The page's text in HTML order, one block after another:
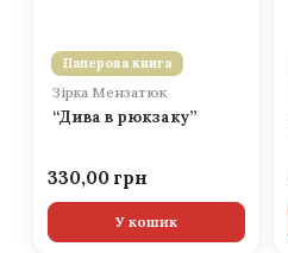
Паперова книга
Зірка Мензатюк
“Дива в рюкзаку”
330,00
У кошик